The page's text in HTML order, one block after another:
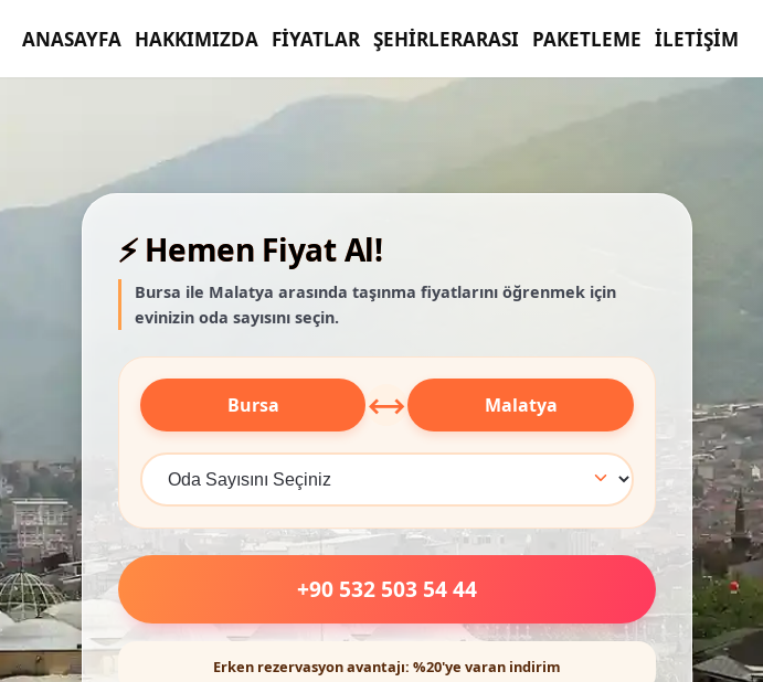
ANASAYFA HAKKIMIZDA FIYATLAR ŞEHIRLERARASI PAKETLEME İLETIŞIM
⚡ Hemen Fiyat Al!
Bursa ile Malatya arasında taşınma fiyatlarını öğrenmek için
evinizin oda sayısını seçin.
Bursa ⟷ Malatya
+90 532 503 54 44
Erken rezervasyon avantajı: %20'ye varan indirim